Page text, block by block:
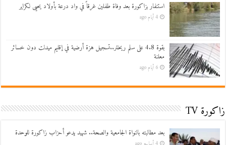
استنفار بزاكورة بعد وفاة طفلين غرقاً في واد درعة بأولاد يحيى لكراير
4 أيام ago
بقوة 4.8 على سلم ريختر..تسجيل هزة أرضية في إقليم ميدلت دون خسائر
معلنة
6 أيام ago
زاكورة TV
بعد مطالبته بالنواة الجامعية والصحة.. شهيد يدعو أحزاب زاكورة للوحدة